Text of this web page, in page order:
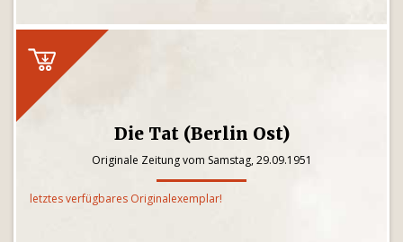
Die Tat (Berlin Ost)
Originale Zeitung vom Samstag, 29.09.1951
letztes verfügbares Originalexemplar!